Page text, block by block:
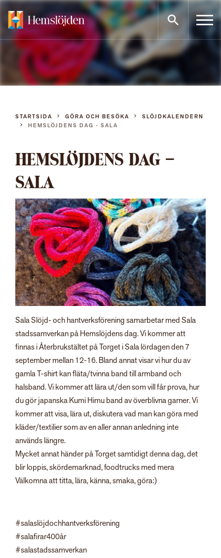
Gå
direkt
till
innehållet
STARTSIDA GÖRA OCH BESÖKA
SLÖJDKALENDERN
HEMSLÖJDENS DAG - SALA
HEMSLÖJDENS DAG –
SALA
Sala Slöjd- och hantverksförening samarbetar med Sala
stadssamverkan på Hemslöjdens dag. Vi kommer att
finnas i Återbrukstältet på Torget i Sala lördagen den 7
september mellan 12-16. Bland annat visar vi hur du av
gamla T-shirt kan fläta/tvinna band till armband och
halsband. Vi kommer att lära ut/den som vill får prova, hur
du gör japanska Kumi Himu band av överblivna garner. Vi
kommer att visa, lära ut, diskutera vad man kan göra med
kläder/textilier som av en aller annan anledning inte
används längre.
Mycket annat händer på Torget samtidigt denna dag, det
blir loppis, skördemarknad, foodtrucks med mera
Välkomna att titta, lära, känna, smaka, göra:)
#salaslöjdochhantverksförening
#salafirar400år
#salastadssamverkan